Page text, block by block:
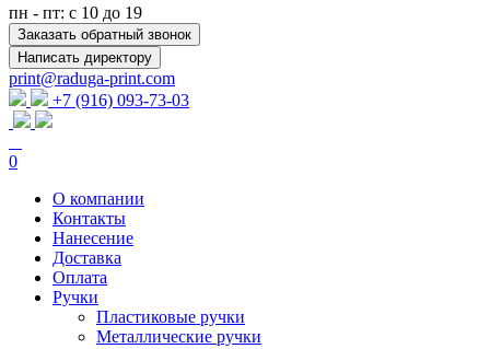
пн - пт: с 10 до 19
Заказать обратный звонок
Написать директору
print@raduga-print.com
+7 (916) 093-73-03
0
О компании
Контакты
Нанесение
Доставка
Оплата
Ручки
Пластиковые ручки
Металлические ручки